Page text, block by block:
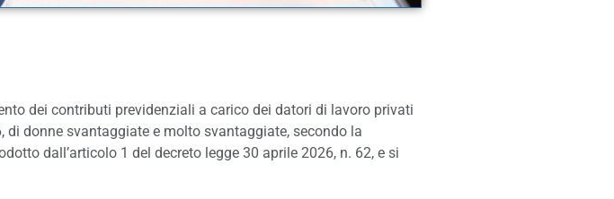
dei contributi previdenziali a carico dei datori di lavoro privati
donne svantaggiate e molto svantaggiate, secondo la
dall’articolo 1 del decreto legge 30 aprile 2026, n. 62, e si